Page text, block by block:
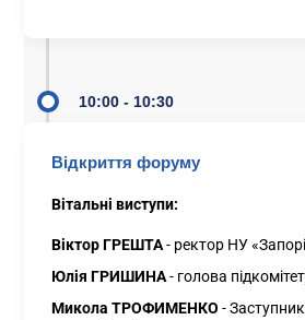
10:00 - 10:30
Відкриття форуму
Вітальні виступи:
Віктор ГРЕШТА- ректор НУ
Юлія ГРИШИНА- голова
Микола ТРОФИМЕНКО - Заступник